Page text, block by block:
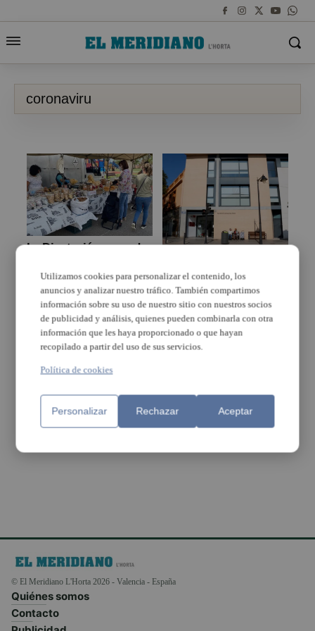
coronaviru
La Diputació suspende
Circuito de Carreras
Populares
para reforzar la
atención psicológica en
Quart de Poblet
Contagios hoy (5/4/20)
© El Meridiano L'Horta 2026 - Valencia - España
Quiénes somos
Contacto
Utilizamos cookies para personalizar el contenido, los
anuncios y analizar nuestro tráfico. También compartimos
información sobre su uso de nuestro sitio con nuestros socios
de publicidad y análisis, quienes pueden combinarla con otra
información que les haya proporcionado o que hayan
recopilado a partir del uso de sus servicios.
Política de cookies
Personalizar Rechazar Aceptar